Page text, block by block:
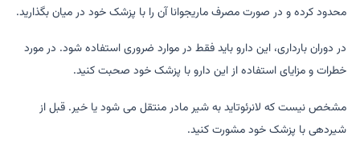
محدود کرده و در صورت مصرف ماریجوانا آن را با پزشک خود در میان بگذارید.
در دوران بارداری، این دارو باید فقط در موارد ضروری استفاده شود. در مورد
خطرات و مزایای استفاده از این دارو با پزشک خود صحبت کنید.
مشخص نیست که لانرئوتاید به شیر مادر منتقل می شود یا خیر. قبل از
شیردهی با پزشک خود مشورت کنید.